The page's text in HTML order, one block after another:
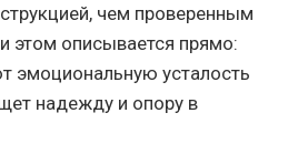
чем проверенным
этом описывается прямо:
эмоциональную усталость
надежду и опору в